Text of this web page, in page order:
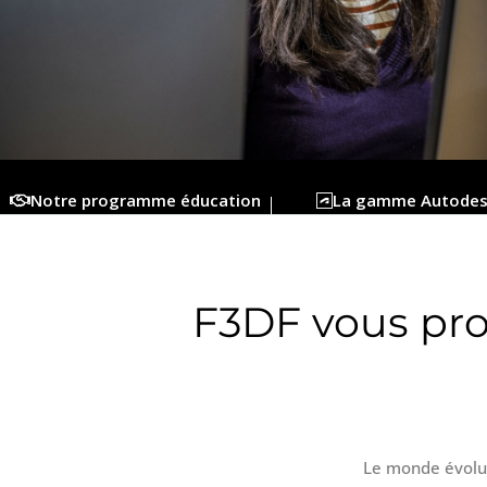
Notre programme éducation La gamme
F3DF vous
Le monde